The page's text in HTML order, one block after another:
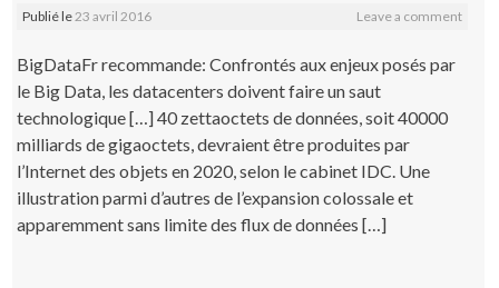
Publié le 23 avril 2016 Leave a comment
BigDataFr recommande: Confrontés aux enjeux posés par
le Big Data, les datacenters doivent faire un saut
technologique […] 40 zettaoctets de données, soit 40000
milliards de gigaoctets, devraient être produites par
l’Internet des objets en 2020, selon le cabinet IDC. Une
illustration parmi d’autres de l’expansion colossale et
apparemment sans limite des flux de données […]